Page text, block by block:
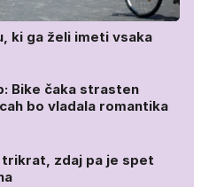
ki ga želi imeti vsaka
Bike čaka strasten
bo vladala romantika
trikrat, zdaj pa je spet